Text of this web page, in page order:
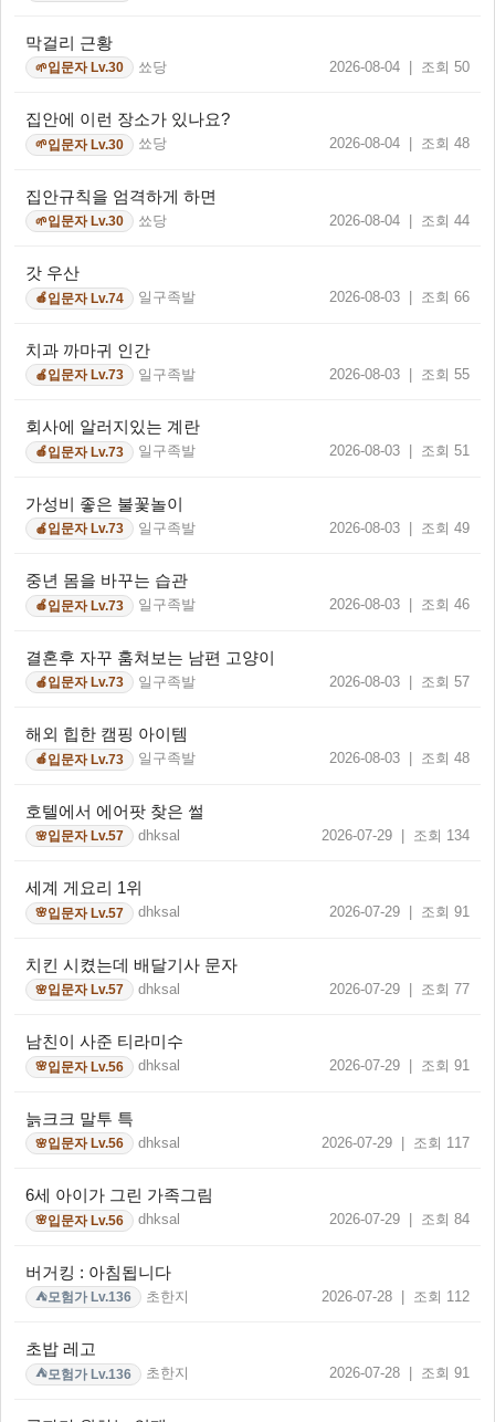
막걸리 근황
🌱입문자 Lv.30 쑈당 2026-08-04 | 조회 50
집안에 이런 장소가 있나요?
🌱입문자 Lv.30 쑈당 2026-08-04 | 조회 48
집안규칙을 엄격하게 하면
🌱입문자 Lv.30 쑈당 2026-08-04 | 조회 44
갓 우산
🍎입문자 Lv.74 일구족발 2026-08-03 | 조회 66
치과 까마귀 인간
🍎입문자 Lv.73 일구족발 2026-08-03 | 조회 55
회사에 알러지있는 계란
🍎입문자 Lv.73 일구족발 2026-08-03 | 조회 51
가성비 좋은 불꽃놀이
🍎입문자 Lv.73 일구족발 2026-08-03 | 조회 49
중년 몸을 바꾸는 습관
🍎입문자 Lv.73 일구족발 2026-08-03 | 조회 46
결혼후 자꾸 훔쳐보는 남편 고양이
🍎입문자 Lv.73 일구족발 2026-08-03 | 조회 57
해외 힙한 캠핑 아이템
🍎입문자 Lv.73 일구족발 2026-08-03 | 조회 48
호텔에서 에어팟 찾은 썰
🌸입문자 Lv.57 dhksal 2026-07-29 | 조회 134
세계 게요리 1위
🌸입문자 Lv.57 dhksal 2026-07-29 | 조회 91
치킨 시켰는데 배달기사 문자
🌸입문자 Lv.57 dhksal 2026-07-29 | 조회 77
남친이 사준 티라미수
🌸입문자 Lv.56 dhksal 2026-07-29 | 조회 91
늙크크 말투 특
🌸입문자 Lv.56 dhksal 2026-07-29 | 조회 117
6세 아이가 그린 가족그림
🌸입문자 Lv.56 dhksal 2026-07-29 | 조회 84
버거킹 : 아침됩니다
⛺모험가 Lv.136 초한지 2026-07-28 | 조회 112
초밥 레고
⛺모험가 Lv.136 초한지 2026-07-28 | 조회 91